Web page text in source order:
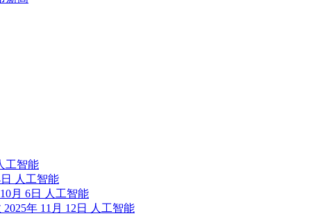
工智能
人工智能
月 6日
人工智能
2025年 11月 12日
人工智能